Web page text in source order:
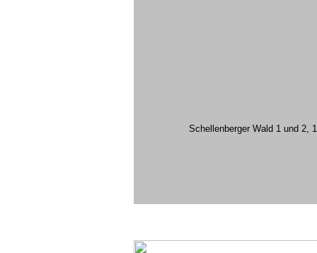
Schellenberger Wald 1 und 2,